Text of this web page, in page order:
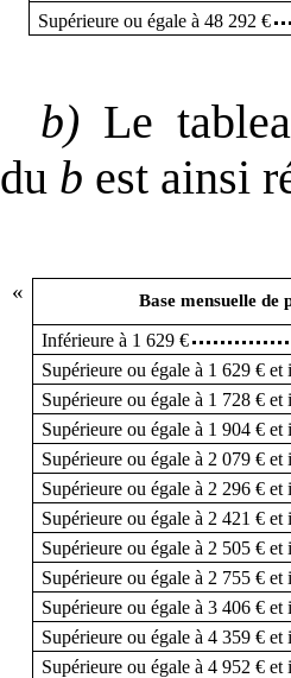
Supérieure ou égale à 48 292 €
b) Le
du b est ainsi
« Base mensuelle de
Inférieure à 1 629 €
Supérieure ou égale à 1 629 €
Supérieure ou égale à 1 728 €
Supérieure ou égale à 1 904 €
Supérieure ou égale à 2 079 €
Supérieure ou égale à 2 296 €
Supérieure ou égale à 2 421 €
Supérieure ou égale à 2 505 €
Supérieure ou égale à 2 755 €
Supérieure ou égale à 3 406 €
Supérieure ou égale à 4 359 €
Supérieure ou égale à 4 952 €